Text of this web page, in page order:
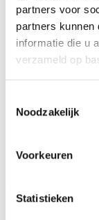
partners voor
partners kunnen
informatie die u
verzameld op
Noodzakelijk
Voorkeuren
Statistieken